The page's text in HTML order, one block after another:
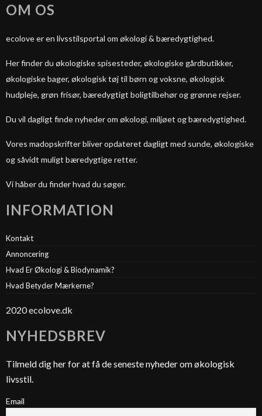
OM OS
ecolove er en livsstilsportal om økologi & bæredygtighed.
Her finder du økologiske spisesteder, økologiske gårdbutikker,
økologiske bager, økologisk tøj til børn og voksne, økologisk
hudpleje, grøn frisør, bæredygtigt boligtilbehør og grønne rejser.
Du vil dagligt finde nyheder om økologi, miljøet og bæredygtighed.
Vores madopskrifter bliver opdateret dagligt med sunde, økologiske
og såvidt muligt bæredygtige retter.
Vi håber du finder hvad du søger.
INFORMATION
Kontakt
Annoncering
Hvad Er Økologi & Biodynamik?
Hvad Betyder Mærkerne?
2020 ecolove.dk
NYHEDSBREV
Tilmeld dig her for at få de seneste nyheder om økologisk
livsstil.
Email